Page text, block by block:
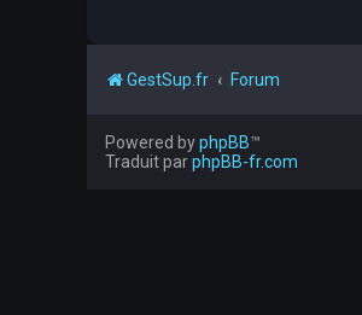
GestSup.fr Forum
Powered byphpBB™
Traduit parphpBB-fr.com